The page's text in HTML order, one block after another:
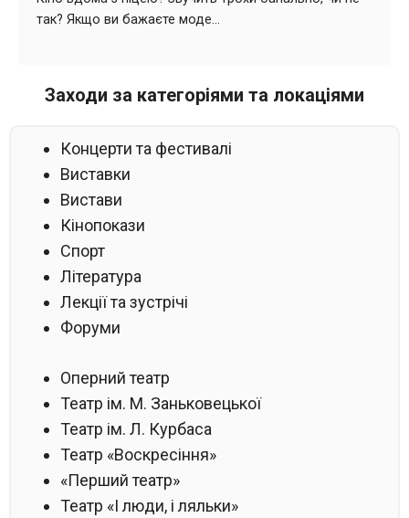
Заходи за категоріями та локаціями
Концерти та фестивалі
Виставки
Вистави
Кінопокази
Спорт
Література
Лекції та зустрічі
Форуми
Оперний театр
Театр ім. М. Заньковецької
Театр ім. Л. Курбаса
Театр «Воскресіння»
«Перший театр»
Театр «І люди, і ляльки»